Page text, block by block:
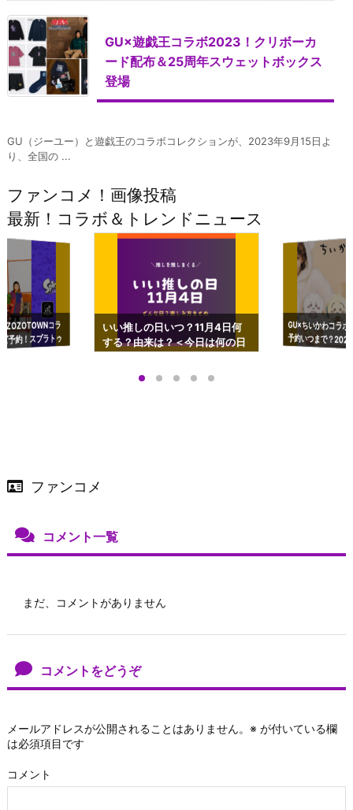
GU×遊戯王コラボ2023！クリボーカ
ード配布＆25周年スウェットボックス
登場
GU（ジーユー）と遊戯王のコラボコレクションが、2023年9月15日よ
り、全国の ...
ファンコメ！画像投稿
最新！コラボ＆トレンドニュース
コラ
予約！スプラトゥ
ップも渋谷Hz
いい推しの日いつ？11月4日何
する？由来は？＜今日は何の日
＞
GU×ちいかわコラ
予約いつまで？
ーチやショルダー
ファンコメ
コメント一覧
まだ、コメントがありません
コメントをどうぞ
メールアドレスが公開されることはありません。 ※ が付いている欄
は必須項目です
コメント